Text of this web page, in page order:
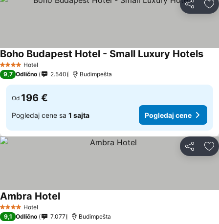
Deli
4 ZvezdiceHotel
Boho Budapest Hotel - Small Luxury Hotels
9,7 Odlično 2.540 Budimpešta
Od 196 €
Pogledaj cene sa 1 sajta Pogledaj cene
Deli
4 ZvezdiceHotel
Ambra Hotel
9,1 Odlično 7.077 Budimpešta